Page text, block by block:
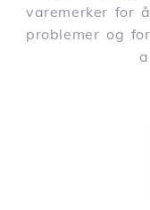
varemerker for
problemer og